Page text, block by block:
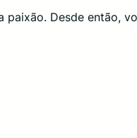
paixão. Desde então,